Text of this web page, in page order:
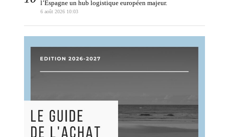
l’Espagne un hub logistique européen majeur.
6 août 2026 10:03